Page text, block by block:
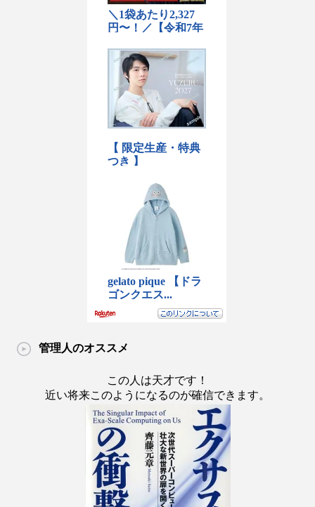
管理人のオススメ
この人は天才です！
近い将来このようになるのが確信できます。